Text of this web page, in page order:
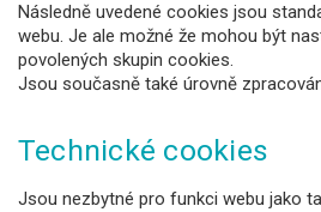
Následně uvedené cookies jsou
webu. Je ale možné že mohou být
povolených skupin cookies.
Jsou současně také úrovně
Technické cookies
Jsou nezbytné pro funkci webu jako